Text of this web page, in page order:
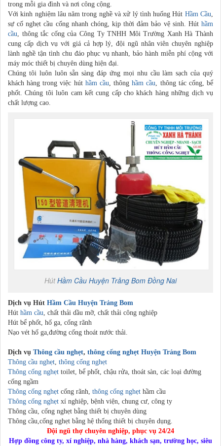
trong mỗi gia đình và nơi công cộng.
Với kinh nghiệm lâu năm trong nghề và xử lý tình huống Hút Hầm Cầu,
sự cố nghẹt cầu cống nhanh chóng, kịp thời đảm bảo vệ sinh. Hút hầm
cầu, thông tắc cống của Công Ty TNHH Môi Trường Xanh Hà Thành
cung cấp dịch vụ với giá cả hợp lý, đội ngũ nhân viên chuyên nghiệp
lành nghề tận tình chu đáo phục vụ nhanh, bảo hành miễn phí cộng với
máy móc thiết bị chuyên dùng hiện đại.
Chúng tôi luôn luôn sẵn sàng đáp ứng mọi nhu cầu làm sạch của quý
khách hàng trong việc hút hầm cầu, thônghầm cầu, thông tác cống, bể
phốt. Chúng tôi luôn cam kết cung cấp cho khách hàng những dịch vụ
chất lượng cao.
HútHầm Cầu Huyện Trảng Bom Đồng Nai
Dịch vụ Hút Hầm Cầu Huyện Trảng Bom
Hút hầm cầu , chất thải dầu mỡ, chất thải công nghiệp
Hút bể phốt, hố ga, cống rãnh
Nạo vét hố ga,đường cống thoát nước thải.
Dịch vụ Thông cầu nghẹt, thông cống nghẹt Huyện Trảng Bom
Thông cầu nghẹt thông cống nghẹt
Thông cống nghẹt toilet, bể phốt, chậu rửa, thoát sàn, các loại đường
cống ngầm
Thông cống nghẹt cống rãnh, thông cống nghẹt hầm cầu
Thông cống nghẹt xí nghiệp, bệnh viện, chung cư, công ty
Thông cầu, cống nghẹt bằng thiết bị chuyên dùng
Thông cầu,cống nghẹt bằng hệ thống thiết bị chuyên dụng.
Đội ngũ thợ chuyên nghiệp, phục vụ 24/24
Hợp đồng công ty, xí nghiệp, nhà hàng, khách sạn, trường học, siêu